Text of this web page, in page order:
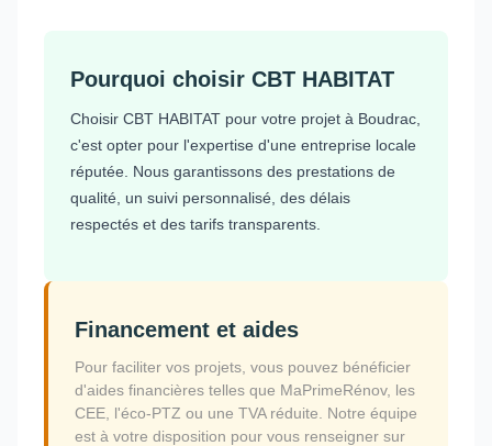
Pourquoi choisir CBT HABITAT
Choisir CBT HABITAT pour votre projet à Boudrac,
c'est opter pour l'expertise d'une entreprise locale
réputée. Nous garantissons des prestations de
qualité, un suivi personnalisé, des délais
respectés et des tarifs transparents.
Financement et aides
Pour faciliter vos projets, vous pouvez bénéficier
d'aides financières telles que MaPrimeRénov, les
CEE, l'éco-PTZ ou une TVA réduite. Notre équipe
est à votre disposition pour vous renseigner sur